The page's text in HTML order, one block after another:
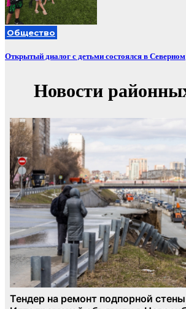
Общество
Открытый диалог с детьми состоялся в Северном